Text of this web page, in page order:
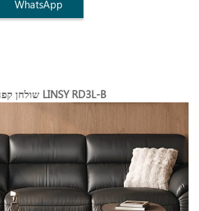
WhatsApp
שולחן קפה מלבני רב-תכליתי מודרני LINSY RD3L-B